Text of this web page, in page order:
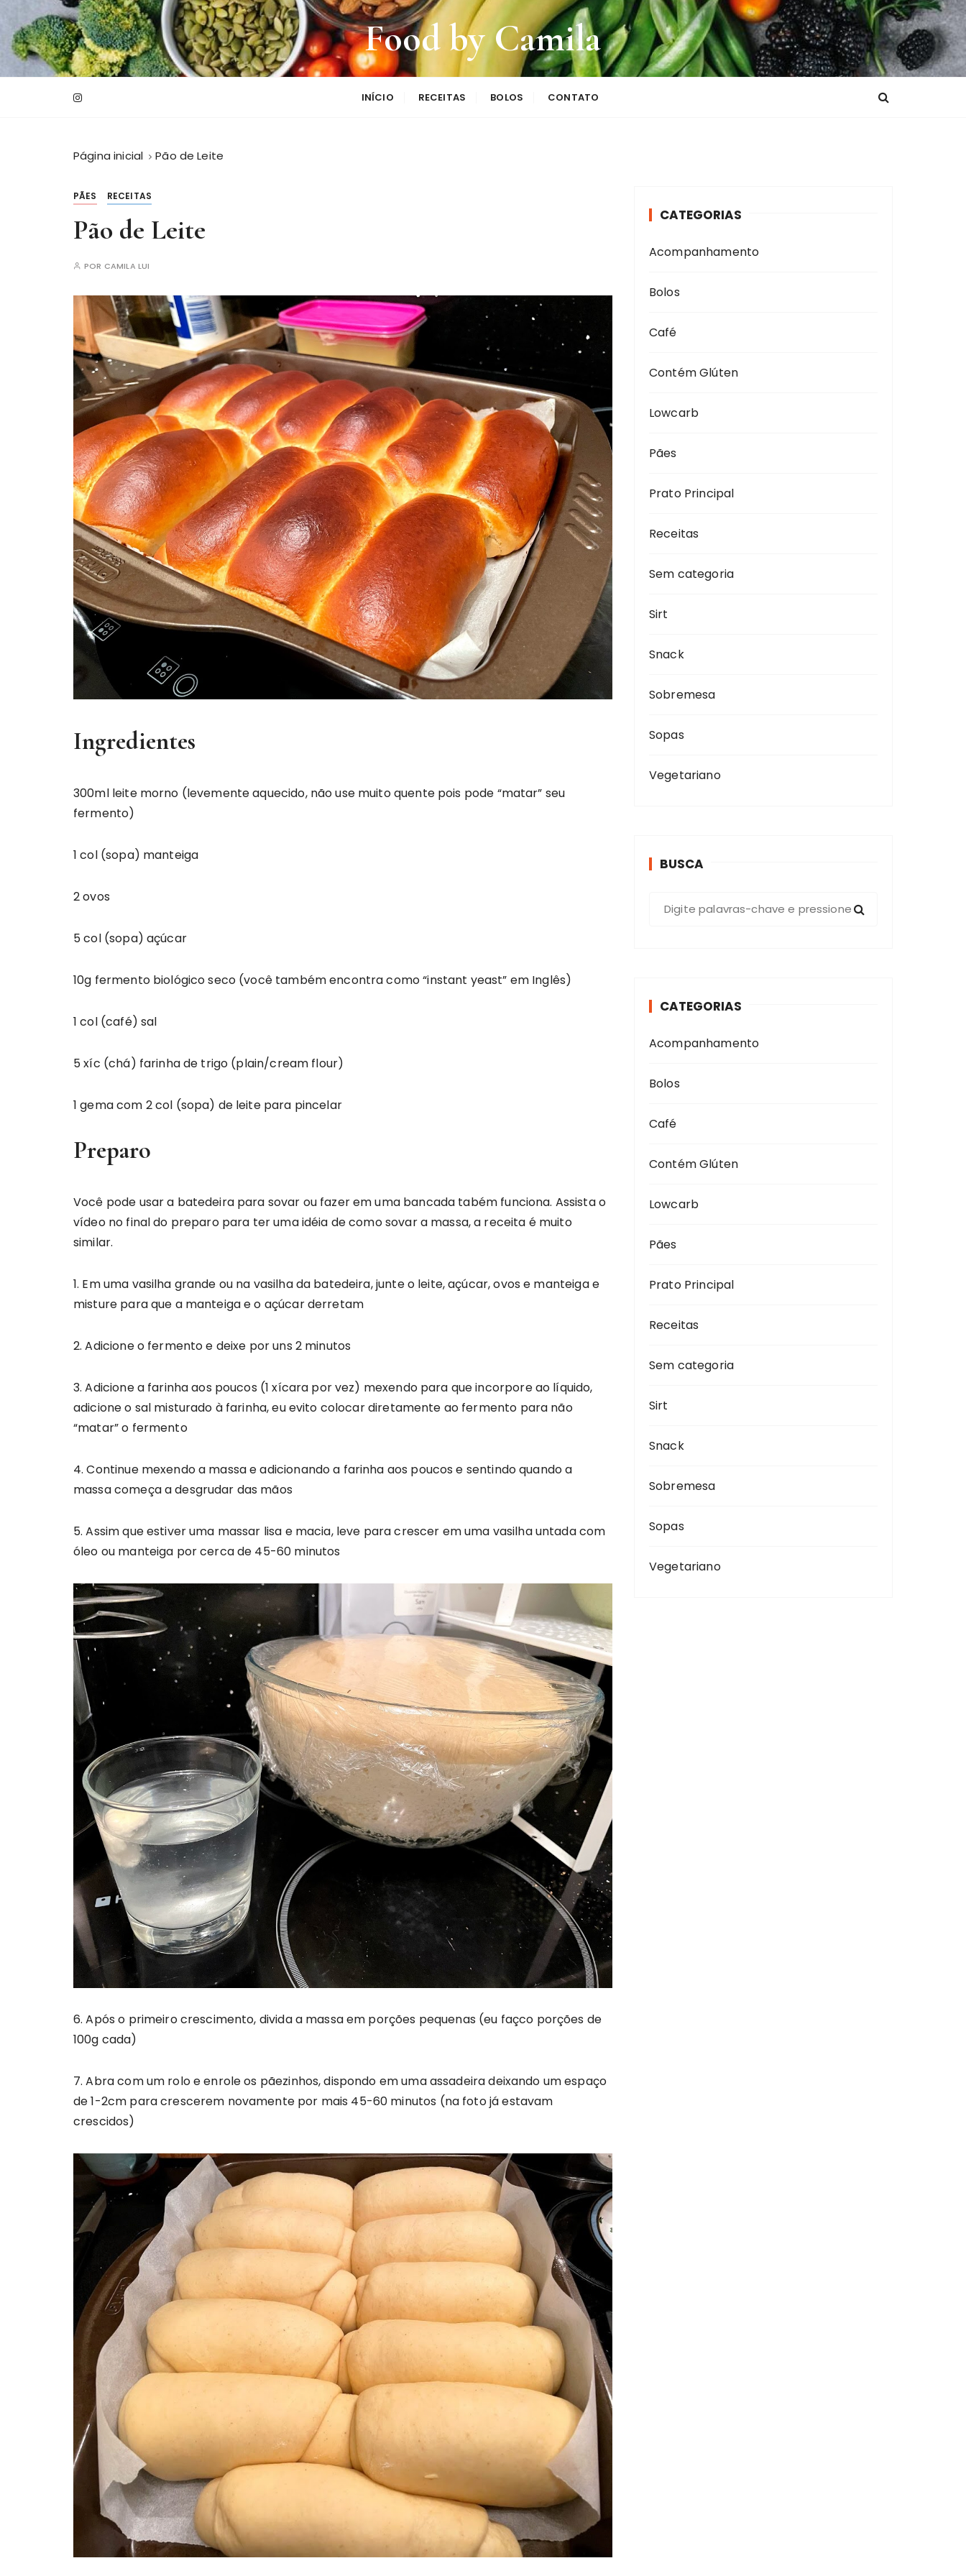
r
Food by Camila
INÍCIO RECEITAS BOLOS CONTATO
Página inicial Pão de Leite
PÃES RECEITAS
Pão de Leite
POR CAMILA LUI
Ingredientes
300ml leite morno (levemente aquecido, não use muito quente pois pode “matar” seu
fermento)
1 col (sopa) manteiga
2 ovos
5 col (sopa) açúcar
10g fermento biológico seco (você também encontra como “instant yeast” em Inglês)
1 col (café) sal
5 xíc (chá) farinha de trigo (plain/cream flour)
1 gema com 2 col (sopa) de leite para pincelar
Preparo
Você pode usar a batedeira para sovar ou fazer em uma bancada tabém funciona. Assista o
vídeo no final do preparo para ter uma idéia de como sovar a massa, a receita é muito
similar.
1. Em uma vasilha grande ou na vasilha da batedeira, junte o leite, açúcar, ovos e manteiga e
misture para que a manteiga e o açúcar derretam
2. Adicione o fermento e deixe por uns 2 minutos
3. Adicione a farinha aos poucos (1 xícara por vez) mexendo para que incorpore ao líquido,
adicione o sal misturado à farinha, eu evito colocar diretamente ao fermento para não
“matar” o fermento
4. Continue mexendo a massa e adicionando a farinha aos poucos e sentindo quando a
massa começa a desgrudar das mãos
5. Assim que estiver uma massar lisa e macia, leve para crescer em uma vasilha untada com
óleo ou manteiga por cerca de 45-60 minutos
6. Após o primeiro crescimento, divida a massa em porções pequenas (eu façco porções de
100g cada)
7. Abra com um rolo e enrole os pãezinhos, dispondo em uma assadeira deixando um espaço
de 1-2cm para crescerem novamente por mais 45-60 minutos (na foto já estavam
crescidos)
CATEGORIAS
Acompanhamento
Bolos
Café
Contém Glúten
Lowcarb
Pães
Prato Principal
Receitas
Sem categoria
Sirt
Snack
Sobremesa
Sopas
Vegetariano
BUSCA
p
r
CATEGORIAS
Acompanhamento
Bolos
Café
Contém Glúten
Lowcarb
Pães
Prato Principal
Receitas
Sem categoria
Sirt
Snack
Sobremesa
Sopas
Vegetariano